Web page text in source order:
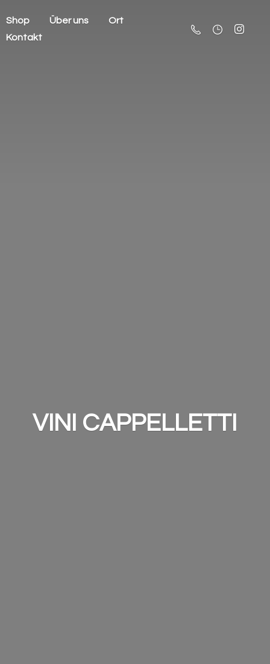
Shop Über uns
Ort
Kontakt
VINI CAPPELLETTI